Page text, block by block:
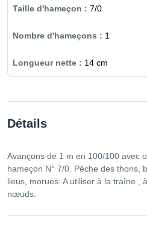
7/0
1
14 cm
Détails
Avançons de 1 m en 100/100 avec
hameçon N° 7/0. Pêche des thons,
lieus, morues. A utiliser à la traîne ,
nœuds.